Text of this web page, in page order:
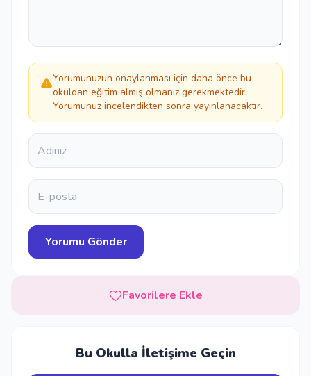
Yorumunuzun onaylanması için daha önce bu
okuldan eğitim almış olmanız gerekmektedir.
Yorumunuz incelendikten sonra yayınlanacaktır.
Favorilere Ekle
Bu Okulla İletişime Geçin